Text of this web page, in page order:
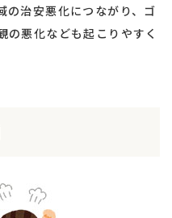
の治安悪化につながり、ゴ
の悪化なども起こりやすく